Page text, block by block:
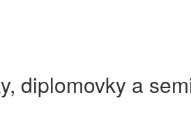
diplomovky a